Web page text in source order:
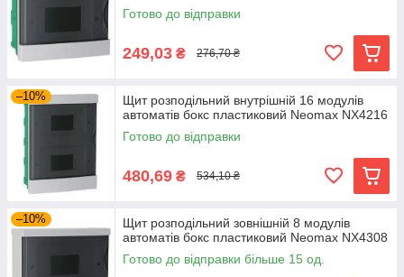
Готово до відправки
249,03 ₴ 276,70 ₴
–10%
Щит розподільний внутрішній 16 модулів
автоматів бокс пластиковий Neomax NX4216
Готово до відправки
480,69 ₴ 534,10 ₴
–10%
Щит розподільний зовнішній 8 модулів
автоматів бокс пластиковий Neomax NX4308
Готово до відправки більше 15 од.